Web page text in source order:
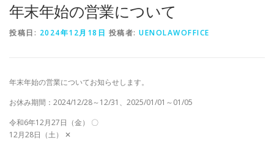
年末年始の営業について
投稿日: 2024年12月18日 投稿者: UENOLAWOFFICE
年末年始の営業についてお知らせします。
お休み期間：2024/12/28～12/31、2025/01/01～01/05
令和6年12月27日（金） 〇
12月28日（土） ✕